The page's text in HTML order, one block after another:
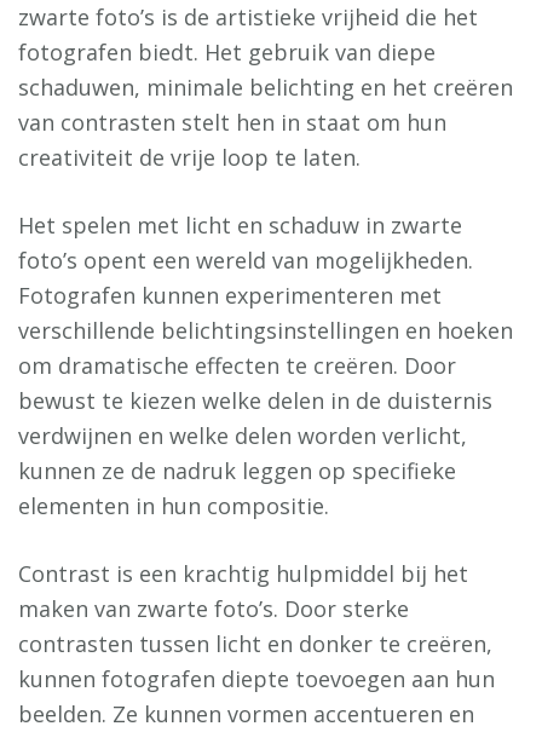
zwarte foto’s is de artistieke vrijheid die het
fotografen biedt. Het gebruik van diepe
schaduwen, minimale belichting en het creëren
van contrasten stelt hen in staat om hun
creativiteit de vrije loop te laten.
Het spelen met licht en schaduw in zwarte
foto’s opent een wereld van mogelijkheden.
Fotografen kunnen experimenteren met
verschillende belichtingsinstellingen en hoeken
om dramatische effecten te creëren. Door
bewust te kiezen welke delen in de duisternis
verdwijnen en welke delen worden verlicht,
kunnen ze de nadruk leggen op specifieke
elementen in hun compositie.
Contrast is een krachtig hulpmiddel bij het
maken van zwarte foto’s. Door sterke
contrasten tussen licht en donker te creëren,
kunnen fotografen diepte toevoegen aan hun
beelden. Ze kunnen vormen accentueren en